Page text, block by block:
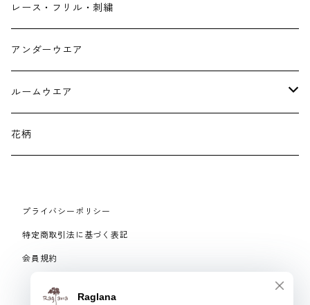
ストール
つけ襟
イヤリング・ピアス
ネックレス・ブローチ
手袋、ハンドカバー
スマートフォンケース、バッグ
レース・フリル・刺繍
アンダーウエア
ルームウエア
パジャマ
花柄
プライバシーポリシー
特定商取引法に基づく表記
会員規約